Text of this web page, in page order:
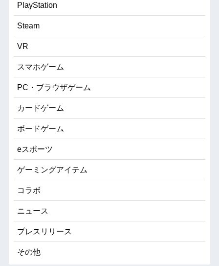
PlayStation
Steam
VR
スマホゲーム
PC・ブラウザゲーム
カードゲーム
ボードゲーム
eスポーツ
ゲーミングアイテム
コラボ
ニュース
プレスリリース
その他